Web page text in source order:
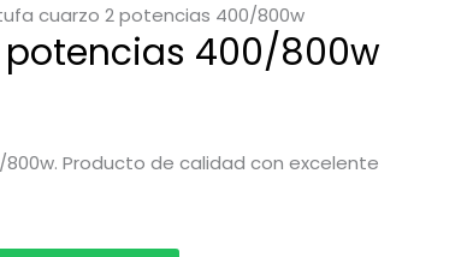
cuarzo 2 potencias 400/800w
potencias 400/800w
Producto de calidad con excelente